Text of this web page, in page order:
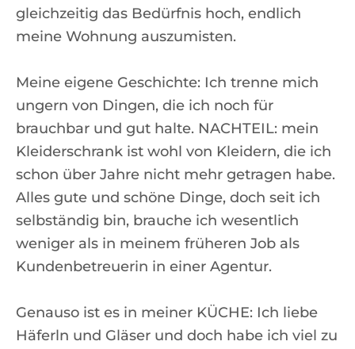
gleichzeitig das Bedürfnis hoch, endlich
meine Wohnung auszumisten.
Meine eigene Geschichte: Ich trenne mich
ungern von Dingen, die ich noch für
brauchbar und gut halte. NACHTEIL: mein
Kleiderschrank ist wohl von Kleidern, die ich
schon über Jahre nicht mehr getragen habe.
Alles gute und schöne Dinge, doch seit ich
selbständig bin, brauche ich wesentlich
weniger als in meinem früheren Job als
Kundenbetreuerin in einer Agentur.
Genauso ist es in meiner KÜCHE: Ich liebe
Häferln und Gläser und doch habe ich viel zu